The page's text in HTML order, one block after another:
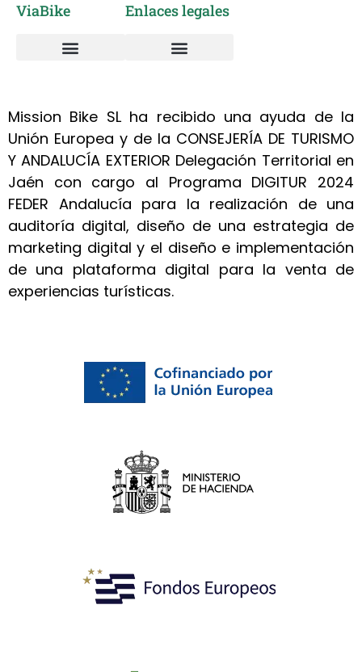
ViaBike Enlaces legales
Mission Bike SL ha recibido una ayuda de la
Unión Europea y de la CONSEJERÍA DE TURISMO
Y ANDALUCÍA EXTERIOR Delegación Territorial en
Jaén con cargo al Programa DIGITUR 2024
FEDER Andalucía para la realización de una
auditoría digital, diseño de una estrategia de
marketing digital y el diseño e implementación
de una plataforma digital para la venta de
experiencias turísticas.